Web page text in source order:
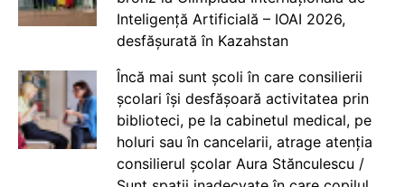
Inteligență Artificială – IOAI 2026,
desfășurată în Kazahstan
Încă mai sunt școli în care consilierii
școlari își desfășoară activitatea prin
biblioteci, pe la cabinetul medical, pe
holuri sau în cancelarii, atrage atenția
consilierul școlar Aura Stănculescu /